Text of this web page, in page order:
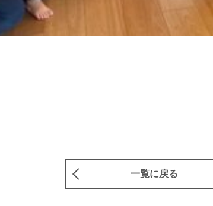
一覧に戻る